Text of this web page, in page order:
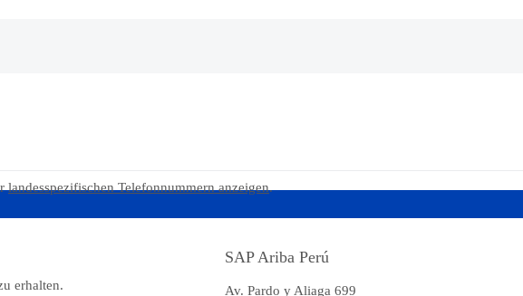
landesspezifischen Telefonnummern anzeigen.
erhalten.
SAP Ariba Perú
Av. Pardo y Aliaga 699